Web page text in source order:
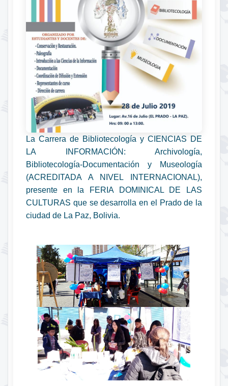
La Carrera de Bibliotecología y CIENCIAS DE
LA INFORMACIÓN: Archivología,
Bibliotecología-Documentación y Museología
(ACREDITADA A NIVEL INTERNACIONAL),
presente en la FERIA DOMINICAL DE LAS
CULTURAS que se desarrolla en el Prado de la
ciudad de La Paz, Bolivia.